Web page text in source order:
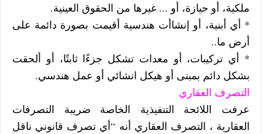
ملكية، أو حيازة، أو ... غيرها من الحقوق العينية.
* أي أبنية، أو إنشاأت هندسية أقيمت بصورة دائمة على
أرض ما..
* أي تركيبات، أو معدات تشكل جزءًا ثابتًا، أو ألحقت
بشكل دائم بمبنى أو هيكل انشائي أو عمل هندسي.
التصرف العقاري
عرفت اللائحة التنفيذية الخاصة ضريبة التصرفات
العقارية ، التصرف العقاري أنه “أي تصرف قانوني ناقل